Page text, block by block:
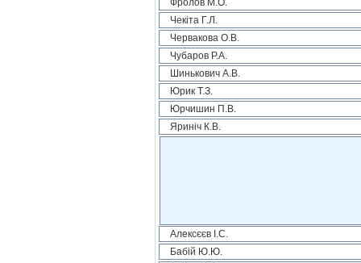
Фролов М.О.
Чекіта Г.Л.
Червакова О.В.
Чубаров Р.А.
Шинькович А.В.
Юрик Т.З.
Юрчишин П.В.
Яриніч К.В.
Алексєєв І.С.
Бабій Ю.Ю.